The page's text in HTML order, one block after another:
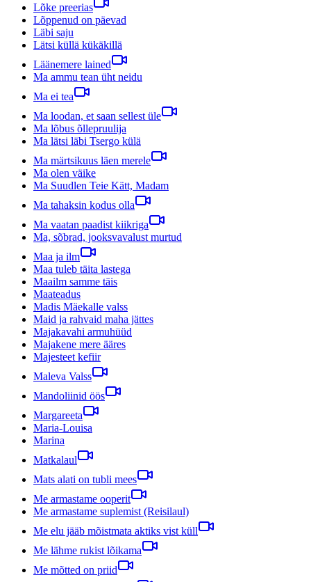
Lõke preerias
Lõppenud on päevad
Läbi saju
Lätsi küllä kükäkillä
Läänemere lained
Ma ammu tean üht neidu
Ma ei tea
Ma loodan, et saan sellest üle
Ma lõbus õllepruulija
Ma lätsi läbi Tsergo külä
Ma märtsikuus läen merele
Ma olen väike
Ma Suudlen Teie Kätt, Madam
Ma tahaksin kodus olla
Ma vaatan paadist kiikriga
Ma, sõbrad, jooksvavalust murtud
Maa ja ilm
Maa tuleb täita lastega
Maailm samme täis
Maateadus
Madis Mäekalle valss
Maid ja rahvaid maha jättes
Majakavahi armuhüüd
Majakene mere ääres
Majesteet kefiir
Maleva Valss
Mandoliinid öös
Margareeta
Maria-Louisa
Marina
Matkalaul
Mats alati on tubli mees
Me armastame ooperit
Me armastame suplemist (Reisilaul)
Me elu jääb mõistmata aktiks vist küll
Me lähme rukist lõikama
Me mõtted on priid